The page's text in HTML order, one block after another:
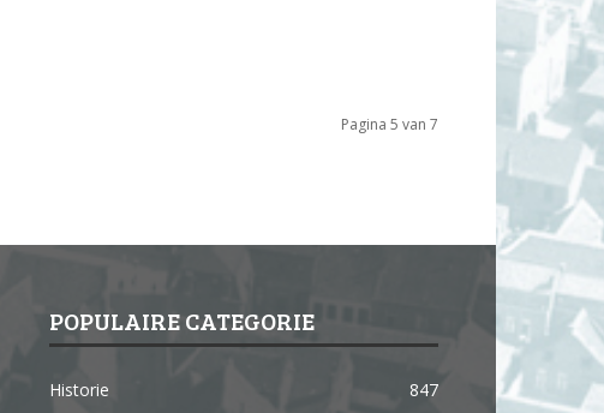
Pagina 5 van 7
POPULAIRE CATEGORIE
Historie
847